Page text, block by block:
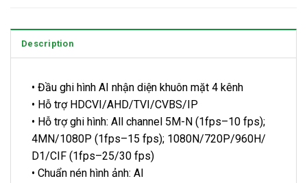
Description
• Đầu ghi hình AI nhận diện khuôn mặt 4 kênh
• Hỗ trợ HDCVI/AHD/TVI/CVBS/IP
• Hỗ trợ ghi hình: All channel 5M-N (1fps–10 fps);
4MN/1080P (1fps–15 fps); 1080N/720P/960H/
D1/CIF (1fps–25/30 fps)
• Chuẩn nén hình ảnh: AI